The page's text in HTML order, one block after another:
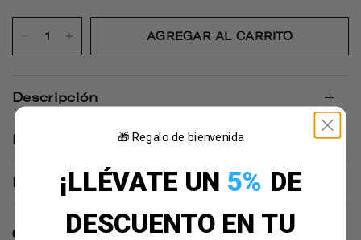
AGREGAR AL CARRITO
Descripción
Detalles del producto
Envíos y Devoluciones
🎁 Regalo de bienvenida
¡LLÉVATE UN 5% DE
DESCUENTO EN TU